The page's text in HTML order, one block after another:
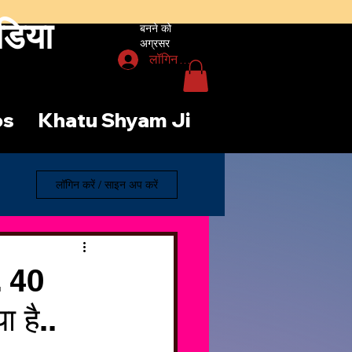
बनने को
अग्रसर
लॉगिन करें
Khatu Shyam Ji
लॉगिन करें / साइन अप करें
40
है..